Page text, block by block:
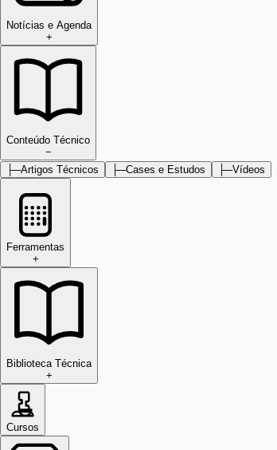
Notícias e Agenda
+
Conteúdo Técnico
−
├─Artigos Técnicos ├─Cases e Estudos ├─Vídeos
Ferramentas
+
Biblioteca Técnica
+
Cursos